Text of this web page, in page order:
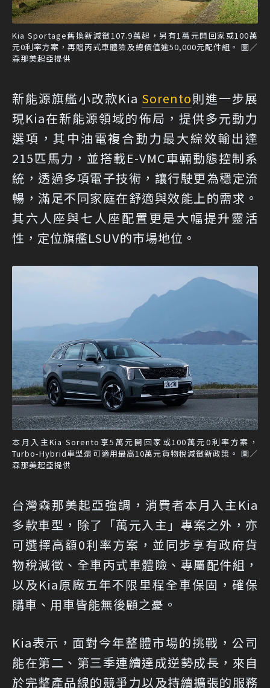
Kia Sportage舊換新減徵107.9萬起，另有1萬元開回家或100萬
元0利率方案，再贈丙式車體險及總價值逾50,000元配件組。 圖／
森那美起亞提供
新能源旗艦小改款Kia Sorento則進一步展
現Kia在新能源領域的佈局，提供多元動力
選項，其中油電複合動力最大綜效輸出達
215匹馬力，並搭載E-VMC車輛動態控制系
統，透過多項電子技術，讓行駛更為穩定流
暢，滿足不同家庭在舒適與效能上的需求。
其六人座與七人座配置更是大幅提升靈活
性，定位旗艦LSUV的市場地位。
本月入主Kia Sorento享5萬元開回家或100萬元0利率方案，
Turbo-Hybrid車型還可適用最高10萬元貨物稅減徵新政策。 圖／
森那美起亞提供
台灣森那美起亞強調，消費者本月入主Kia
多款車型，除了「萬元入主」專案之外，亦
可選擇高額0利率方案，並同步享有政府貨
物稅減徵、全車丙式車體險、專屬配件組，
以及Kia原廠五年不限里程全車保固，確保
購車、用車皆能無後顧之憂。
Kia表示，面對今年整體市場的挑戰，公司
能在第二、第三季連續達成逆勢成長，來自
於完整產品線的競爭力以及持續擴張的服務